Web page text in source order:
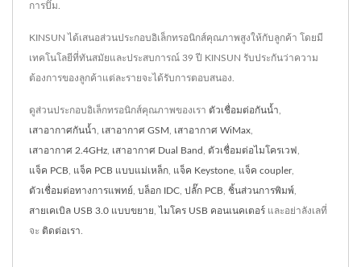
การปั๊ม.
KINSUN ได้เสนอส่วนประกอบอิเล็กทรอนิกส์คุณภาพสูงให้กับลูกค้า โดยมี
เทคโนโลยีที่ทันสมัยและประสบการณ์ 39 ปี KINSUN รับประกันว่าความ
ต้องการของลูกค้าแต่ละรายจะได้รับการตอบสนอง.
ดูส่วนประกอบอิเล็กทรอนิกส์คุณภาพของเรา ตัวเชื่อมต่อกันน้ำ
เสาอากาศกันน้ำ เสาอากาศ GSM เสาอากาศ WiMax
เสาอากาศ 2.4GHz เสาอากาศ Dual Band ตัวเชื่อมต่อไมโครเวฟ
แจ็ค PCB แจ็ค PCB แบบแม่เหล็ก แจ็ค Keystone แจ็ค coupler,
ตัวเชื่อมต่อทางการแพทย์ บล็อก IDC ปลั๊ก PCB ชิ้นส่วนการพิมพ์
สายเคเบิล USB 3.0 แบบขยาย ไมโคร USB คอนเนคเตอร์ และอย่าลังเลที่
จะ ติดต่อเรา